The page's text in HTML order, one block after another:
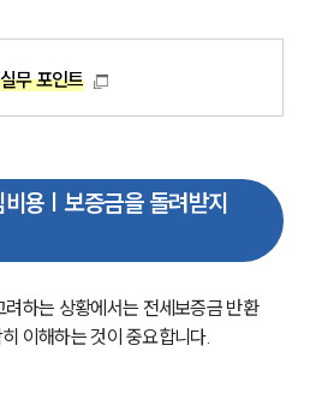
무 포인트
용 | 보증금을 돌려받지
하는 상황에서는 전세보증금 반환
이해하는 것이 중요합니다.